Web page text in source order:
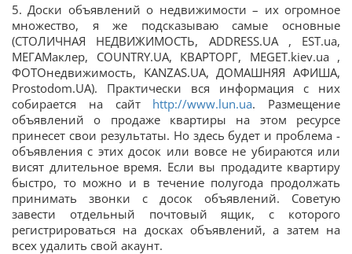
5. Доски объявлений о недвижимости – их огромное
множество, я же подсказываю самые основные
(СТОЛИЧНАЯ НЕДВИЖИМОСТЬ, ADDRESS.UA , EST.ua,
МЕГАМаклер, COUNTRY.UA, КВАРТОРГ, MEGET.kiev.ua ,
ФОТОнедвижимость, KANZAS.UA, ДОМАШНЯЯ АФИША,
Prostodom.UA). Практически вся информация с них
собирается на сайт http://www.lun.ua. Размещение
объявлений о продаже квартиры на этом ресурсе
принесет свои результаты. Но здесь будет и проблема -
объявления с этих досок или вовсе не убираются или
висят длительное время. Если вы продадите квартиру
быстро, то можно и в течение полугода продолжать
принимать звонки с досок объявлений. Советую
завести отдельный почтовый ящик, с которого
регистрироваться на досках объявлений, а затем на
всех удалить свой акаунт.